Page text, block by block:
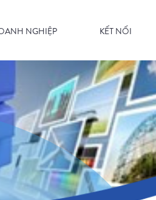
NGHIỆP KẾT NỐI